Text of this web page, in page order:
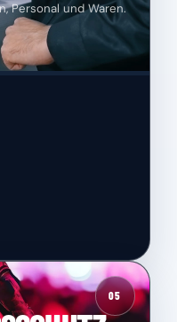
Personal und Waren.
05